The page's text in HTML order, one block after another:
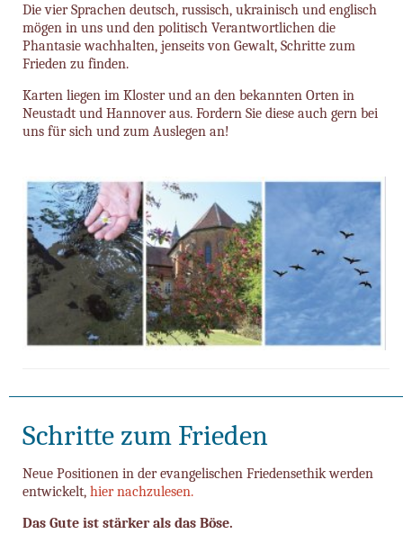
Die vier Sprachen deutsch, russisch, ukrainisch und englisch
mögen in uns und den politisch Verantwortlichen die
Phantasie wachhalten, jenseits von Gewalt, Schritte zum
Frieden zu finden.
Karten liegen im Kloster und an den bekannten Orten in
Neustadt und Hannover aus. Fordern Sie diese auch gern bei
uns für sich und zum Auslegen an!
Schritte zum Frieden
Neue Positionen in der evangelischen Friedensethik werden
entwickelt, hier nachzulesen.
Das Gute ist stärker als das Böse.